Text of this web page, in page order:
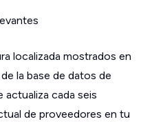
localizada mostrados en
la base de datos de
actualiza cada seis
de proveedores en tu